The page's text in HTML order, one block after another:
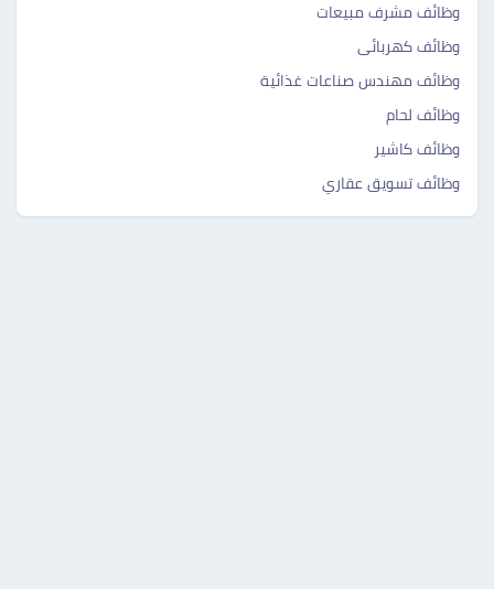
وظائف مشرف مبيعات
وظائف كهربائى
وظائف مهندس صناعات غذائية
وظائف لحام
وظائف كاشير
وظائف تسويق عقاري